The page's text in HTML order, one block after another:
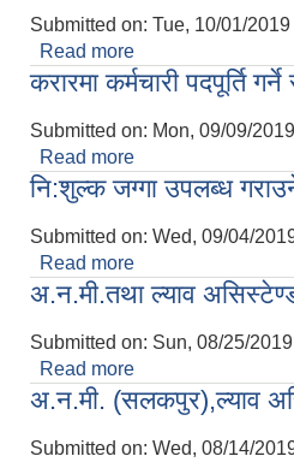
Submitted on: Tue, 10/01/
Read more
करारमा कर्मचारी पदपूर्ति
Submitted on: Mon, 09/09/
Read more
नि:शुल्क जग्गा उपलब्ध
Submitted on: Wed, 09/04/
Read more
अ.न.मी.तथा ल्याव असिस्टेण्ड
Submitted on: Sun, 08/25/
Read more
अ.न.मी. (सलकपुर),ल्याव
Submitted on: Wed, 08/14/